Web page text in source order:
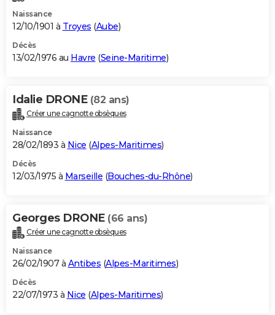
Naissance
12/10/1901 à Troyes (Aube)
Décès
13/02/1976 au Havre (Seine-Maritime)
Idalie DRONE (82 ans)
Créer une cagnotte obsèques
Naissance
28/02/1893 à Nice (Alpes-Maritimes)
Décès
12/03/1975 à Marseille (Bouches-du-Rhône)
Georges DRONE (66 ans)
Créer une cagnotte obsèques
Naissance
26/02/1907 à Antibes (Alpes-Maritimes)
Décès
22/07/1973 à Nice (Alpes-Maritimes)